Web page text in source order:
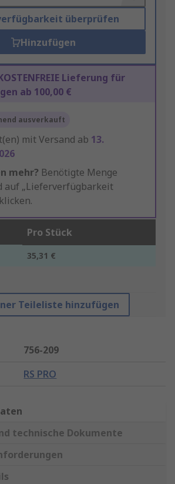
überprüfen
Hinzufügen
Lieferung für
ab 100,00 €
ausverkauft
mit Versand ab 13.
mehr? Benötigte Menge
auf „Lieferverfügbarkeit
Pro Stück
35,31 €
Teileliste hinzufügen
756-209
RS PRO
technische Dokumente